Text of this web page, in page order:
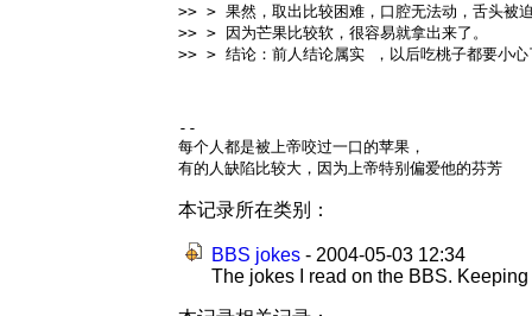
>> > 果然，取出比较困难，口腔无法动，舌头被
>> > 因为芒果比较软，很容易就拿出来了。
>> > 结论：前人结论属实 ，以后吃桃子都要小心
--
每个人都是被上帝咬过一口的苹果，
有的人缺陷比较大，因为上帝特别偏爱他的芬芳
本记录所在类别：
BBS jokes - 2004-05-03 12:34
The jokes I read on the BBS.